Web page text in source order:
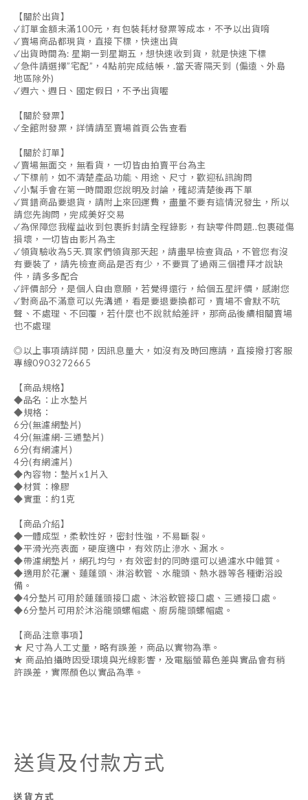
【關於出貨】
✓訂單金額未滿100元，有包裝耗材發票等成本，不予以出貨唷
✓賣場商品都現貨，直接下標，快速出貨
✓出貨時間為: 星期一到星期五，想快速收到貨，就是快速下標
✓急件請選擇”宅配”，4點前完成結帳，.當天寄隔天到 (偏遠、外島
地區除外)
✓週六、週日、國定假日，不予出貨喔
【關於發票】
✓全館附發票，詳情請至賣場首頁公告查看
【關於訂單】
✓賣場無面交，無看貨，一切皆由拍賣平台為主
✓下標前，如不清楚產品功能、用途、尺寸，歡迎私訊詢問
✓小幫手會在第一時間跟您說明及討論，確認清楚後再下單
✓買錯商品要退貨，請附上來回運費，盡量不要有這情況發生，所以
請您先詢問，完成美好交易
✓為保障您我權益收到包裹拆封請全程錄影，有缺零件問題..包裹碰傷
損壞，一切皆由影片為主
✓領貨驗收為5天.買家們領貨那天起，請盡早檢查貨品，不管您有沒
有要裝了，請先檢查商品是否有少，不要買了過兩三個禮拜才說缺
件，請多多配合
✓評價部分，是個人自由意願，若覺得還行，給個五星評價，感謝您
✓對商品不滿意可以先溝通，看是要退要換都可，賣場不會默不吭
聲、不處理、不回覆，若什麼也不說就給差評，那商品後續相關賣場
也不處理
◎以上事項請詳閱，因訊息量大，如沒有及時回應請，直接撥打客服
專線0903272665
【商品規格】
◆品名：止水墊片
◆規格：
6分(無濾網墊片)
4分(無濾網-三通墊片)
6分(有網濾片)
4分(有網濾片)
◆內容物：墊片x1片入
◆材質：橡膠
◆實重：約1克
【商品介紹】
◆一體成型，柔軟性好，密封性強，不易斷裂。
◆平滑光亮表面，硬度適中，有效防止滲水、漏水。
◆帶濾網墊片，網孔均勻，有效密封的同時還可以過濾水中雜質。
◆適用於花灑、蓮蓬頭、淋浴軟管、水龍頭、熱水器等各種衛浴設
備。
◆4分墊片可用於蓮蓬頭接口處、沐浴軟管接口處、三通接口處。
◆6分墊片可用於沐浴龍頭螺帽處、廚房龍頭螺帽處。
【商品注意事項】
★ 尺寸為人工丈量，略有誤差，商品以實物為準。
★ 商品拍攝時因受環境與光線影響，及電腦螢幕色差與實品會有稍
許誤差，實際顏色以實品為準。
送貨及付款方式
送貨方式